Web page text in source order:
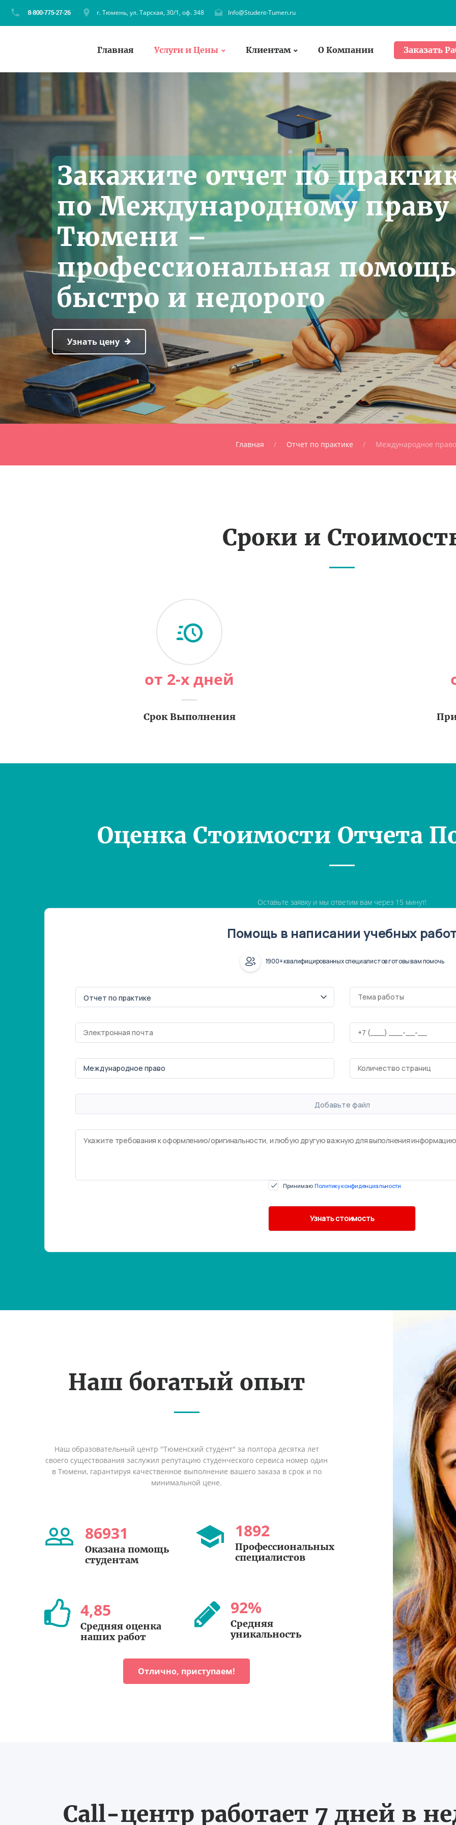
г. Тюмень, ул. Тарская, 30/1, оф. 348 Info@Student-Tumen.ru
Главная Услуги и Цены Клиентам О Компании Заказать
Закажите отчет по
по Международному праву
Тюмени –
профессиональная помощь
быстро и недорого
Узнать цену
Главная Отчет по практике Международное право
Сроки и
от 2-х дней
Срок Выполнения
Оценка Стоимости Отчета
Оставьте заявку и мы ответим вам через 15 минут!
Помощь в написании учебных
1900+ квалифицированных специалистов готовы вам помочь
Добавьте файл
Принимаю Политику конфиденциальности
Наш богатый опыт
Наш образовательный центр "Тюменский студент" за полтора десятка лет
своего существования заслужил репутацию студенческого сервиса номер один
в Тюмени, гарантируя качественное выполнение вашего заказа в срок и по
минимальной цене.
86931
Оказана помощь
студентам
1892
Профессиональных
специалистов
4,85
Средняя оценка
наших работ
92%
Средняя
уникальность
Отлично, приступаем!
Call-центр работает 7 дней в